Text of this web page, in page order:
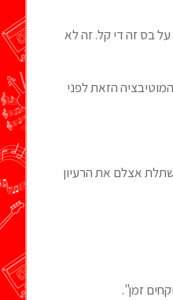
בס זה די קל. זה לא
הזאת לפני
אצלם את הרעיון
זמן".